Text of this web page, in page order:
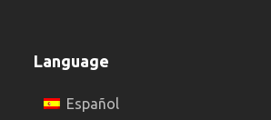
Language
Español